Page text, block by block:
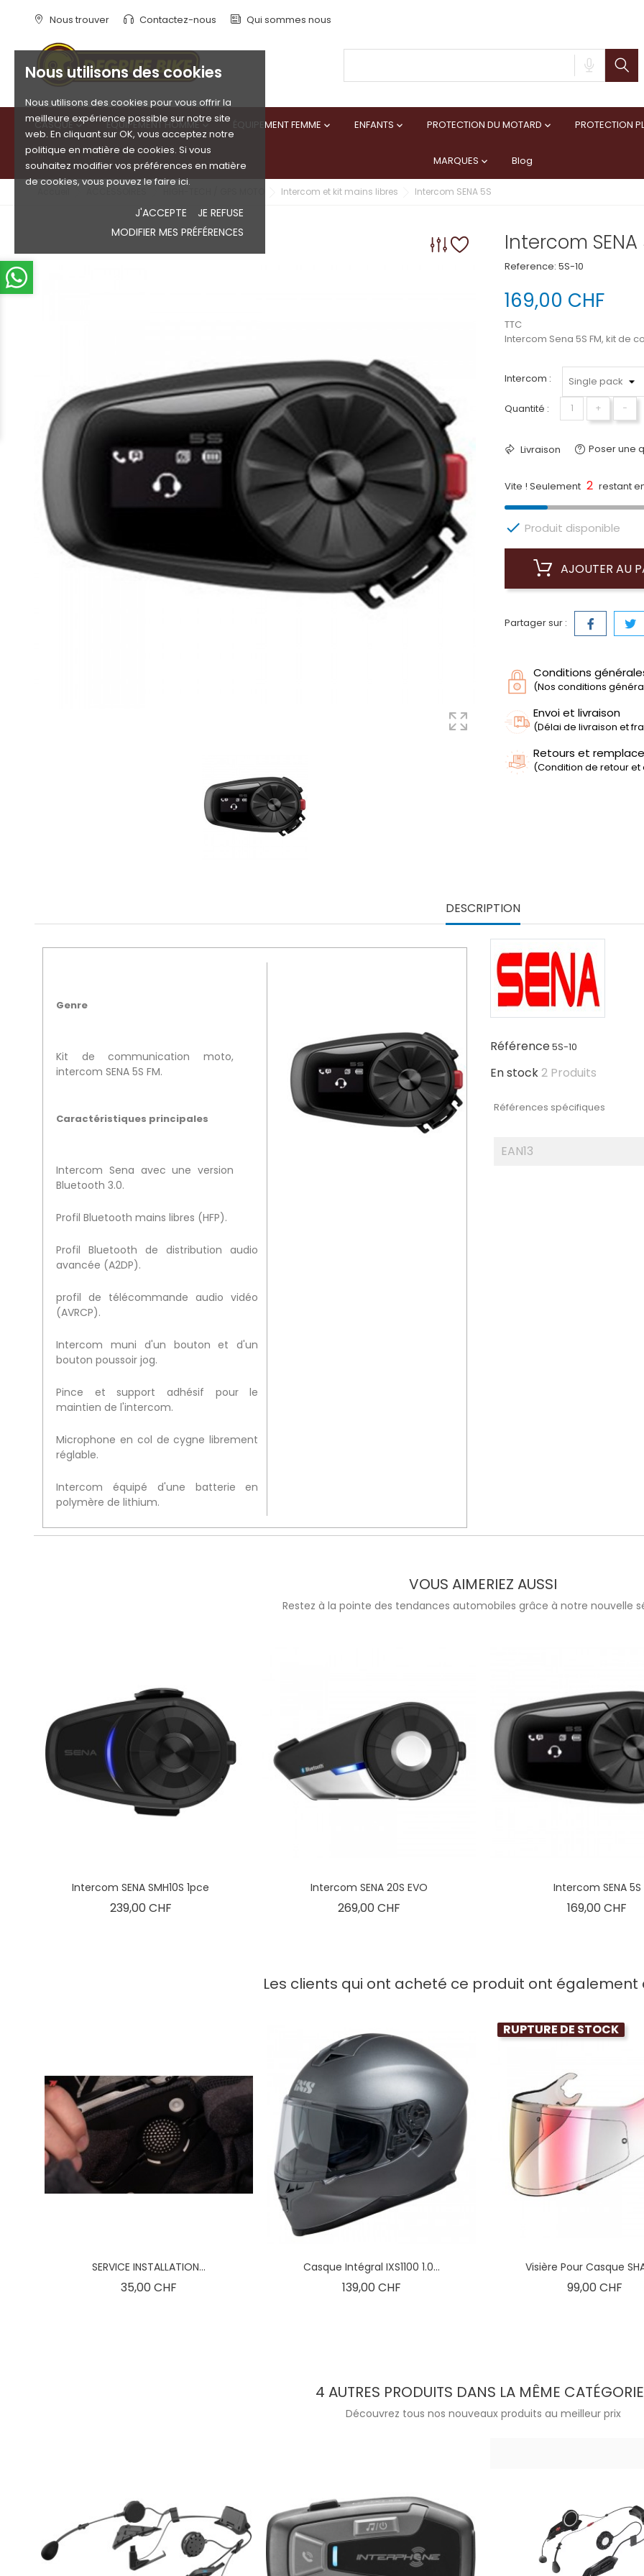
Nous utilisons des cookies
Nous utilisons des cookies pour vous offrir la
meilleure expérience possible sur notre site
web. En cliquant sur OK, vous acceptez notre
politique en matière de cookies. Si vous
souhaitez modifier vos préférences en matière
de cookies, vous pouvez le faire ici.
J'ACCEPTE
JE REFUSE
MODIFIER MES PRÉFÉRENCES
Nous trouver Contactez-nous Qui sommes nous
CASQUE  ÉQUIPEMENT HOMME ÉQUIPEMENT FEMME  ENFANTS  PROTECTION DU MOTARD  PROTECTION
MARQUES  Blog
Intercom et kit mains libres Intercom SENA 5S
Intercom SENA
Reference: 5S-10
169,00 CHF
TTC
Intercom Sena 5S FM, kit de
Intercom :
Quantité : + −
Livraison Poser une
Vite ! Seulement 2 restant
 Produit disponible
AJOUTER AU
Partager sur :
Conditions
(Nos conditions
Envoi et livraison
(Délai de livraison et
Retours et
(Condition de retour
DESCRIPTION
Genre
Kit de communication moto,
intercom SENA 5S FM.
Caractéristiques principales
Intercom Sena avec une version
Bluetooth 3.0.
Profil Bluetooth mains libres (HFP).
Profil Bluetooth de distribution audio
avancée (A2DP).
profil de télécommande audio vidéo
(AVRCP).
Intercom muni d'un bouton et d'un
bouton poussoir jog.
Pince et support adhésif pour le
maintien de l'intercom.
Microphone en col de cygne librement
réglable.
Intercom équipé d'une batterie en
polymère de lithium.
Référence5S-10
En stock2 Produits
Références spécifiques
EAN13
VOUS AIMERIEZ AUSSI
Restez à la pointe des tendances automobiles grâce à notre nouvelle
Intercom SENA SMH10S 1pce
239,00 CHFPrix
Intercom SENA 20S EVO
269,00 CHFPrix
Intercom SENA 5S
169,00 CHF
Les clients qui ont acheté ce produit ont également
SERVICE INSTALLATION...
35,00 CHF
Casque Intégral IXS1100 1.0...
139,00 CHF
RUPTURE DE STOCK
Visière Pour Casque
99,00 CHFPrix
4 AUTRES PRODUITS DANS LA MÊME
Découvrez tous nos nouveaux produits au meilleur prix